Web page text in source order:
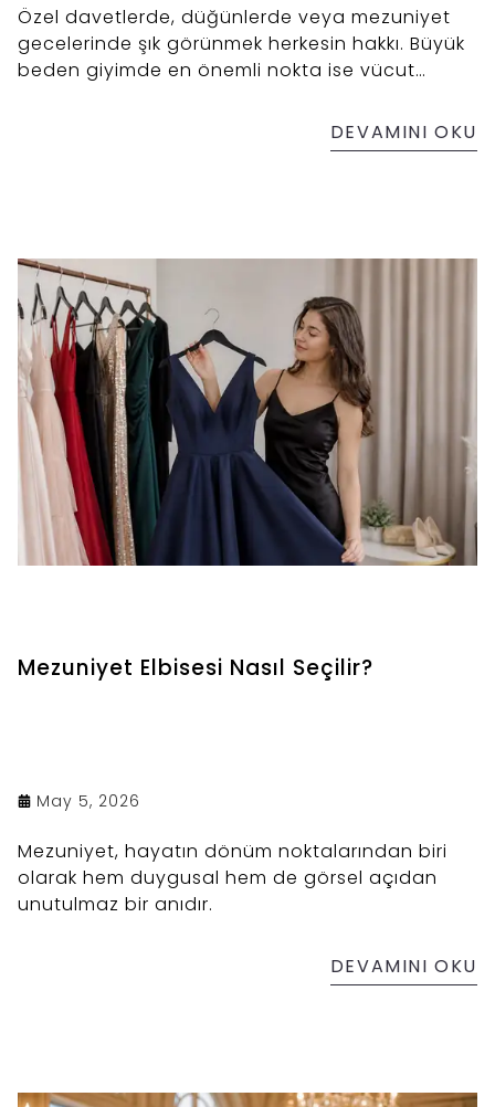
Özel davetlerde, düğünlerde veya mezuniyet
gecelerinde şık görünmek herkesin hakkı. Büyük
beden giyimde en önemli nokta ise vücut
DEVAMINI OKU
Mezuniyet Elbisesi Nasıl Seçilir?
May 5, 2026
Mezuniyet, hayatın dönüm noktalarından biri
olarak hem duygusal hem de görsel açıdan
unutulmaz bir anıdır.
DEVAMINI OKU